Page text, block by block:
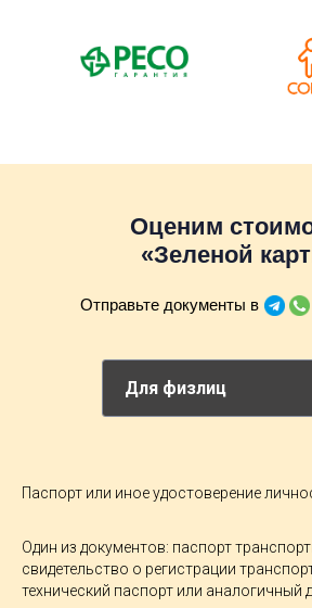
Оценим
«Зеленой
Отправьте документы в
Паспорт или иное удостоверение
Один из документов: паспорт
свидетельство о регистрации
технический паспорт или аналогичный